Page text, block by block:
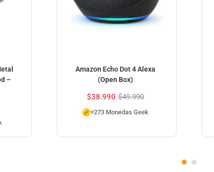
–
Amazon Echo Dot 4 Alexa
(Open Box)
$38.990 $49.990
+273 Monedas Geek